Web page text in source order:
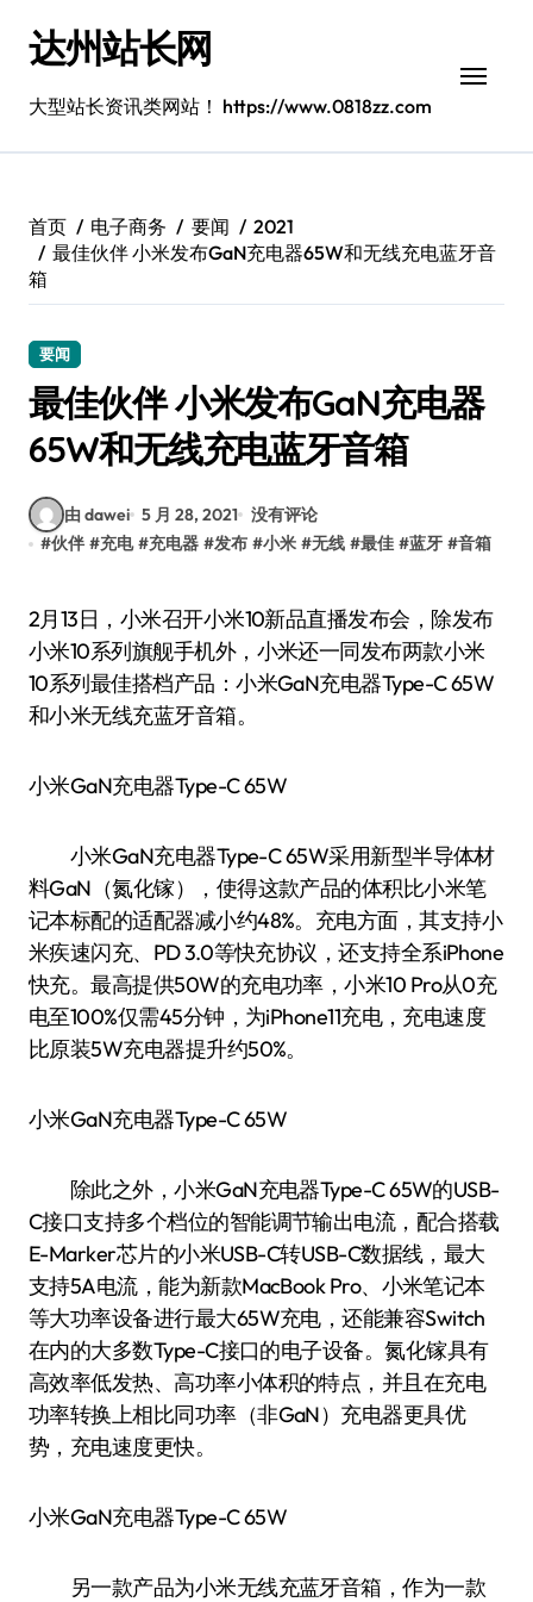
达州站长网
大型站长资讯类网站！ https://www.0818zz.com
首页 电子商务 要闻
2021
最佳伙伴 小米发布GaN充电器65W和无线充电蓝牙音
箱
要闻
最佳伙伴 小米发布GaN充电器
65W和无线充电蓝牙音箱
由 dawei 5 月 28, 2021 没有评论
#伙伴 #充电 #充电器 #发布 #小米 #无线 #最佳 #蓝牙 #音箱
2月13日，小米召开小米10新品直播发布会，除发布
小米10系列旗舰手机外，小米还一同发布两款小米
10系列最佳搭档产品：小米GaN充电器Type-C 65W
和小米无线充蓝牙音箱。
小米GaN充电器Type-C 65W
小米GaN充电器Type-C 65W采用新型半导体材
料GaN（氮化镓），使得这款产品的体积比小米笔
记本标配的适配器减小约48%。充电方面，其支持小
米疾速闪充、PD 3.0等快充协议，还支持全系iPhone
快充。最高提供50W的充电功率，小米10 Pro从0充
电至100%仅需45分钟，为iPhone11充电，充电速度
比原装5W充电器提升约50%。
小米GaN充电器Type-C 65W
除此之外，小米GaN充电器Type-C 65W的USB-
C接口支持多个档位的智能调节输出电流，配合搭载
E-Marker芯片的小米USB-C转USB-C数据线，最大
支持5A电流，能为新款MacBook Pro、小米笔记本
等大功率设备进行最大65W充电，还能兼容Switch
在内的大多数Type-C接口的电子设备。氮化镓具有
高效率低发热、高功率小体积的特点，并且在充电
功率转换上相比同功率（非GaN）充电器更具优
势，充电速度更快。
小米GaN充电器Type-C 65W
另一款产品为小米无线充蓝牙音箱，作为一款